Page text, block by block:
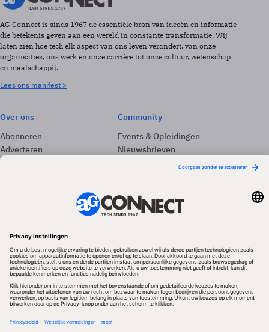
AG Connect is sinds 1967 de essentiële bron van ideeën en informatie
die betekenis geven aan een wereld in constante transformatie. Wij
laten zien hoe tech elk aspect van ons leven verandert, van onze
organisaties, ons werk en onze carrière tot onze cultuur, wetenschap
en maatschappij.
Lees ons manifest >
Over ons
Abonneren
Adverteren
Community
Events & Opleidingen
Nieuwsbrieven
Redactionele partner